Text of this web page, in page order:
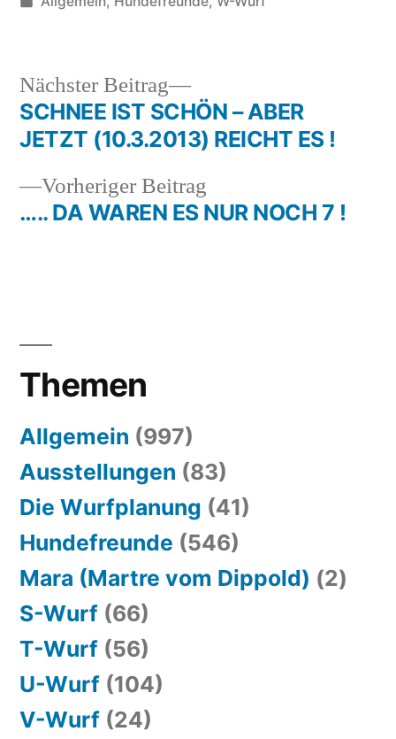
Beitragsnavigation
Vorheriger Beitrag
Beitrag:
….. DA WAREN ES NUR NOCH 7 !
Nächster Beitrag
Nächster
Beitrag:
SCHNEE IST SCHÖN – ABER
JETZT (10.3.2013) REICHT ES !
Themen
Allgemein (997)
Ausstellungen (83)
Die Wurfplanung (41)
Hundefreunde (546)
Mara (Martre vom Dippold) (2)
S-Wurf (66)
T-Wurf (56)
U-Wurf (104)
V-Wurf (24)